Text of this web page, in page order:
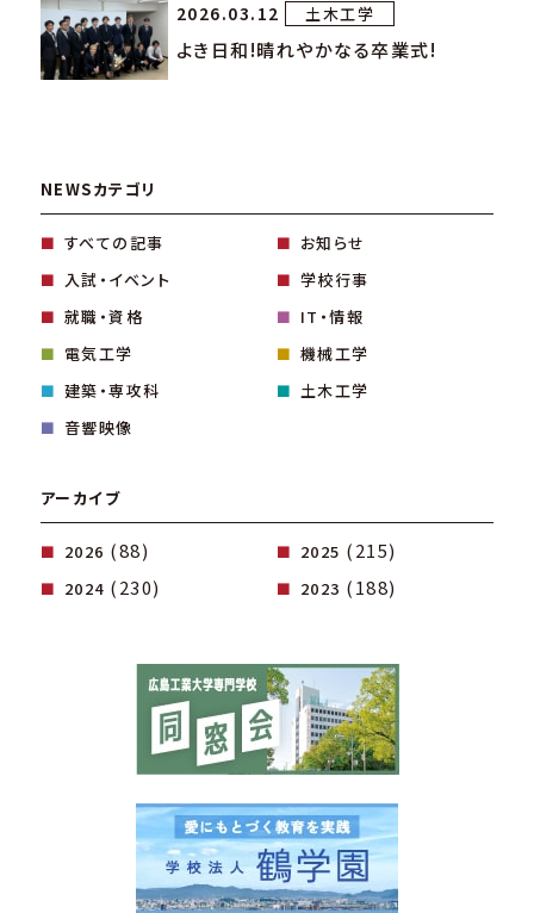
2026.03.12 土木工学
よき日和!晴れやかなる卒業式!
NEWSカテゴリ
すべての記事
お知らせ
入試・イベント
学校行事
就職・資格
IT・情報
電気工学
機械工学
建築・専攻科
土木工学
音響映像
アーカイブ
2026 (88) 2025 (215)
2024 (230) 2023 (188)